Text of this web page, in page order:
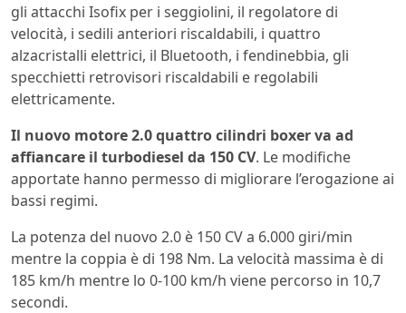
gli attacchi Isofix per i seggiolini, il regolatore di
velocità, i sedili anteriori riscaldabili, i quattro
alzacristalli elettrici, il Bluetooth, i fendinebbia, gli
specchietti retrovisori riscaldabili e regolabili
elettricamente.
Il nuovo motore 2.0 quattro cilindri boxer va ad
affiancare il turbodiesel da 150 CV. Le modifiche
apportate hanno permesso di migliorare l’erogazione ai
bassi regimi.
La potenza del nuovo 2.0 è 150 CV a 6.000 giri/min
mentre la coppia è di 198 Nm. La velocità massima è di
185 km/h mentre lo 0-100 km/h viene percorso in 10,7
secondi.